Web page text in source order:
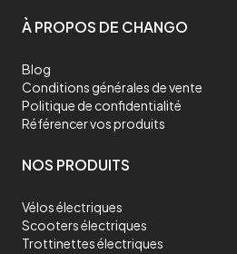
À PROPOS DE CHANGO
Blog
Conditions générales de vente
Politique de confidentialité
Référencer vos produits
NOS PRODUITS
Vélos électriques
Scooters électriques
Trottinettes électriques